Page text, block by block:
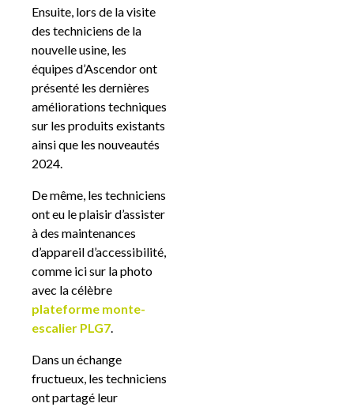
Ensuite, lors de la visite
des techniciens de la
nouvelle usine, les
équipes d’Ascendor ont
présenté les dernières
améliorations techniques
sur les produits existants
ainsi que les nouveautés
2024.
De même, les techniciens
ont eu le plaisir d’assister
à des maintenances
d’appareil d’accessibilité,
comme ici sur la photo
avec la célèbre
plateforme monte-
escalier PLG7
Dans un échange
fructueux, les techniciens
ont partagé leur